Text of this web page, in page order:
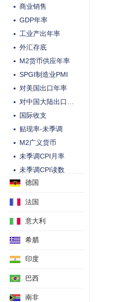
商业销售
GDP年率
工业产出年率
外汇存底
M2货币供应年率
SPGI制造业PMI
对美国出口年率
对中国大陆出口年率
国际收支
贴现率-未季调
M2广义货币
未季调CPI月率
未季调CPI读数
季调后CPI月率
德国
法国
意大利
希腊
印度
巴西
南非